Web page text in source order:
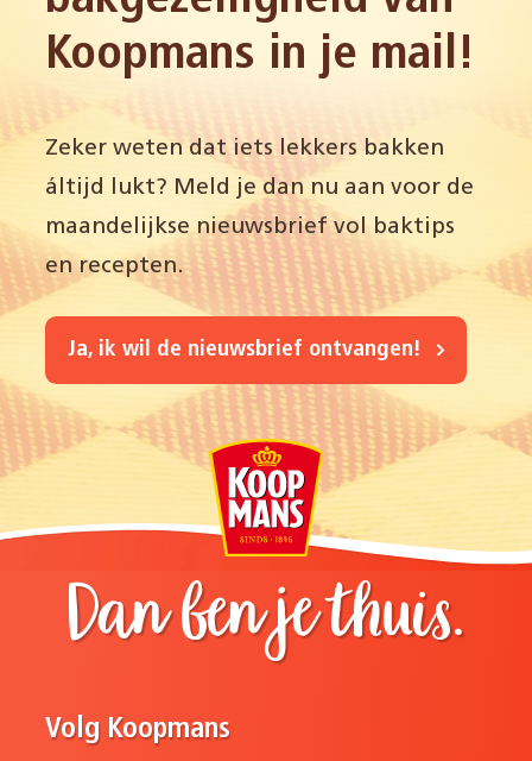
Koopmans in je mail!
Zeker weten dat iets lekkers bakken
áltijd lukt? Meld je dan nu aan voor de
maandelijkse nieuwsbrief vol baktips
en recepten.
Ja, ik wil de nieuwsbrief ontvangen!
Dan ben je thuis.
Volg Koopmans